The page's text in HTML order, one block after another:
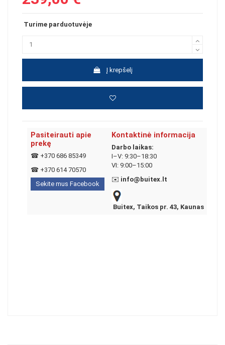
Turime parduotuvėje
Į krepšelį
Pasiteirauti apie
prekę
☎ +370 686 85349
☎ +370 614 70570
Sekite mus Facebook
Kontaktinė informacija
Darbo laikas:
I–V: 9:30–18:30
VI: 9:00–15:00
✉️ info@buitex.lt
Buitex, Taikos pr. 43, Kaunas